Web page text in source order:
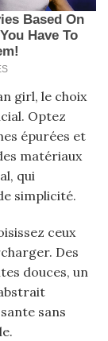
girl, le choix
Optez
épurées et
matériaux
qui
simplicité.
ceux
Des
douces, un
sans